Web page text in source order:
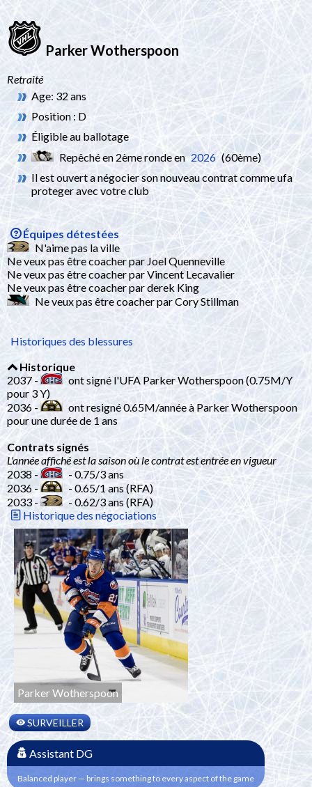
Parker Wotherspoon
Retraité
Age: 32 ans
Position : D
Éligible au ballotage
Repêché en 2ème ronde en 2026 (60ème)
Il est ouvert a négocier son nouveau contrat comme ufa
proteger avec votre club
Équipes détestées
N'aime pas la ville
Ne veux pas être coacher par Joel Quenneville
Ne veux pas être coacher par Vincent Lecavalier
Ne veux pas être coacher par derek King
Ne veux pas être coacher par Cory Stillman
Historiques des blessures
Historique
2037 -
ont signé l'UFA Parker Wotherspoon (0.75M/Y
pour 3 Y)
2036 -
ont resigné 0.65M/année à Parker Wotherspoon
pour une durée de 1 ans
Contrats signés
L'année affiché est la saison où le contrat est entrée en vigueur
2038 -
- 0.75/3 ans
2036 -
- 0.65/1 ans (RFA)
2033 -
- 0.62/3 ans (RFA)
Historique des négociations
Parker Wotherspoon
SURVEILLER
Assistant DG
Balanced player — brings something to every aspect of the game